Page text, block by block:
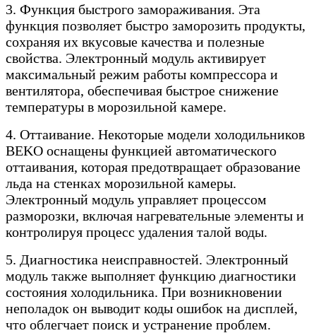
3. Функция быстрого замораживания. Эта
функция позволяет быстро заморозить продукты,
сохраняя их вкусовые качества и полезные
свойства. Электронный модуль активирует
максимальный режим работы компрессора и
вентилятора, обеспечивая быстрое снижение
температуры в морозильной камере.
4. Оттаивание. Некоторые модели холодильников
BEKO оснащены функцией автоматического
оттаивания, которая предотвращает образование
льда на стенках морозильной камеры.
Электронный модуль управляет процессом
разморозки, включая нагревательные элементы и
контролируя процесс удаления талой воды.
5. Диагностика неисправностей. Электронный
модуль также выполняет функцию диагностики
состояния холодильника. При возникновении
неполадок он выводит коды ошибок на дисплей,
что облегчает поиск и устранение проблем.